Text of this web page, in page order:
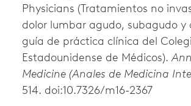
Physicians (Tratamientos no
dolor lumbar agudo, subagudo y
guía de práctica clínica del
Estadounidense de Médicos).
Medicine (Anales de Medicina
514. doi:10.7326/m16-2367